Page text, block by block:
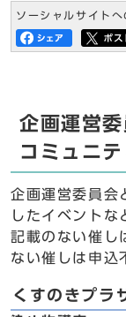
ソーシャルサイト
企画運営
コミュニ
企画運営委員会
したイベントな
記載のない催し
ない催しは申込
くすのきプラ